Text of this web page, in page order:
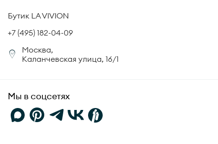
Политика возврата
Сертификация бриллиантов
Юридическая информация
СМИ о нас
Корпоративный портал
Статьи
Бутик LA VIVION
+7 (495) 182-04-09
Москва,
Каланчевская улица, 16/1
Мы в соцсетях